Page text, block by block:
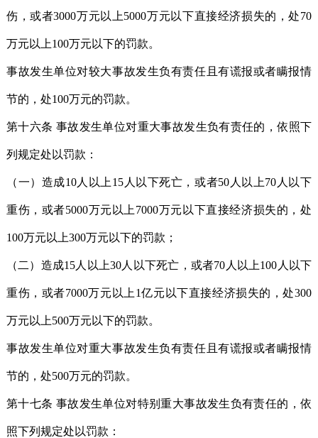
伤，或者3000万元以上5000万元以下直接经济损失的，处70
万元以上100万元以下的罚款。
事故发生单位对较大事故发生负有责任且有谎报或者瞒报情
节的，处100万元的罚款。
第十六条 事故发生单位对重大事故发生负有责任的，依照下
列规定处以罚款：
（一）造成10人以上15人以下死亡，或者50人以上70人以下
重伤，或者5000万元以上7000万元以下直接经济损失的，处
100万元以上300万元以下的罚款；
（二）造成15人以上30人以下死亡，或者70人以上100人以下
重伤，或者7000万元以上1亿元以下直接经济损失的，处300
万元以上500万元以下的罚款。
事故发生单位对重大事故发生负有责任且有谎报或者瞒报情
节的，处500万元的罚款。
第十七条 事故发生单位对特别重大事故发生负有责任的，依
照下列规定处以罚款：